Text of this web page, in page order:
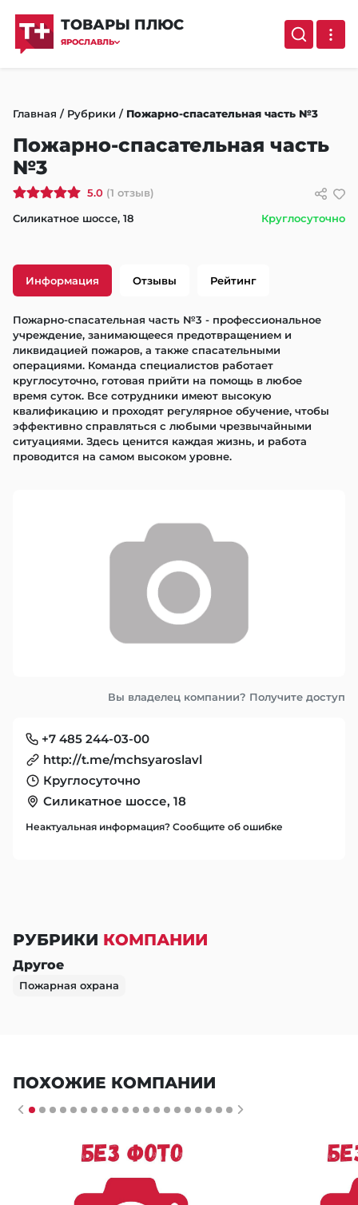
ТОВАРЫ ПЛЮС
ЯРОСЛАВЛЬ
Главная / Рубрики / Пожарно-спасательная часть №3
Пожарно-спасательная часть
№3
5.0 (1 отзыв)
Силикатное шоссе, 18
Круглосуточно
Информация Отзывы Рейтинг
Пожарно-спасательная часть №3 - профессиональное
учреждение, занимающееся предотвращением и
ликвидацией пожаров, а также спасательными
операциями. Команда специалистов работает
круглосуточно, готовая прийти на помощь в любое
время суток. Все сотрудники имеют высокую
квалификацию и проходят регулярное обучение, чтобы
эффективно справляться с любыми чрезвычайными
ситуациями. Здесь ценится каждая жизнь, и работа
проводится на самом высоком уровне.
Вы владелец компании? Получите доступ
+7 485 244-03-00
http://t.me/mchsyaroslavl
Круглосуточно
Силикатное шоссе, 18
Неактуальная информация? Сообщите об ошибке
РУБРИКИ КОМПАНИИ
Другое
Пожарная охрана
ПОХОЖИЕ КОМПАНИИ